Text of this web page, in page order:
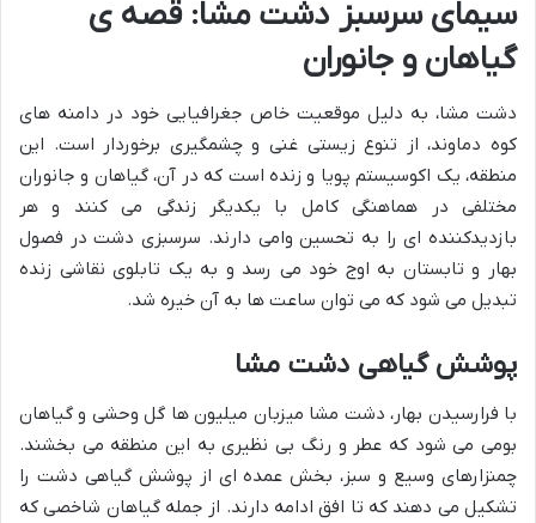
سیمای سرسبز دشت مشا: قصه ی
گیاهان و جانوران
دشت مشا، به دلیل موقعیت خاص جغرافیایی خود در دامنه های
کوه دماوند، از تنوع زیستی غنی و چشمگیری برخوردار است. این
منطقه، یک اکوسیستم پویا و زنده است که در آن، گیاهان و جانوران
مختلفی در هماهنگی کامل با یکدیگر زندگی می کنند و هر
بازدیدکننده ای را به تحسین وامی دارند. سرسبزی دشت در فصول
بهار و تابستان به اوج خود می رسد و به یک تابلوی نقاشی زنده
تبدیل می شود که می توان ساعت ها به آن خیره شد.
پوشش گیاهی دشت مشا
با فرارسیدن بهار، دشت مشا میزبان میلیون ها گل وحشی و گیاهان
بومی می شود که عطر و رنگ بی نظیری به این منطقه می بخشند.
چمنزارهای وسیع و سبز، بخش عمده ای از پوشش گیاهی دشت را
تشکیل می دهند که تا افق ادامه دارند. از جمله گیاهان شاخصی که